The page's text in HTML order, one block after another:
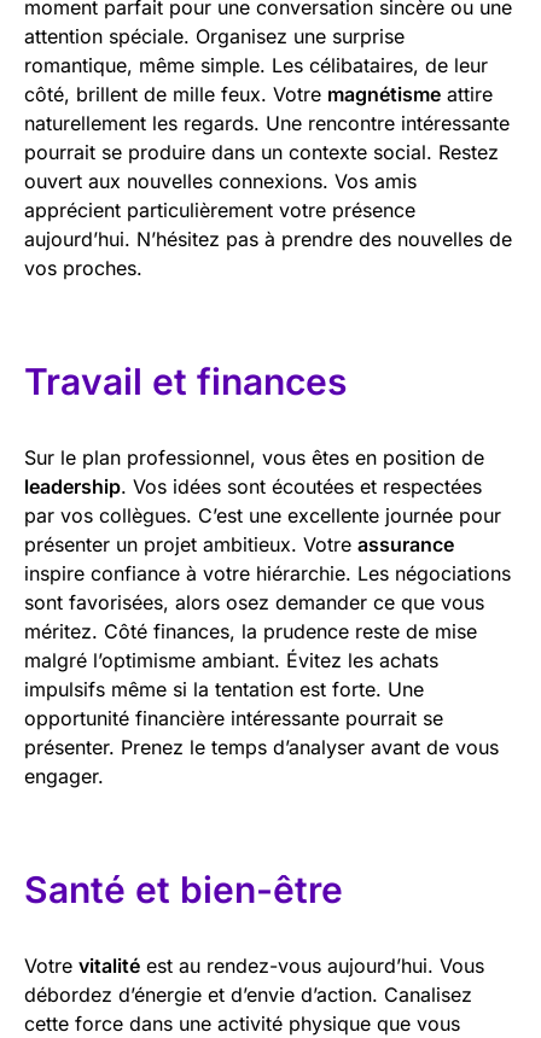
moment parfait pour une conversation sincère ou une
attention spéciale. Organisez une surprise
romantique, même simple. Les célibataires, de leur
côté, brillent de mille feux. Votre magnétisme attire
naturellement les regards. Une rencontre intéressante
pourrait se produire dans un contexte social. Restez
ouvert aux nouvelles connexions. Vos amis
apprécient particulièrement votre présence
aujourd’hui. N’hésitez pas à prendre des nouvelles de
vos proches.
Travail et finances
Sur le plan professionnel, vous êtes en position de
leadership. Vos idées sont écoutées et respectées
par vos collègues. C’est une excellente journée pour
présenter un projet ambitieux. Votre assurance
inspire confiance à votre hiérarchie. Les négociations
sont favorisées, alors osez demander ce que vous
méritez. Côté finances, la prudence reste de mise
malgré l’optimisme ambiant. Évitez les achats
impulsifs même si la tentation est forte. Une
opportunité financière intéressante pourrait se
présenter. Prenez le temps d’analyser avant de vous
engager.
Santé et bien-être
Votre vitalité est au rendez-vous aujourd’hui. Vous
débordez d’énergie et d’envie d’action. Canalisez
cette force dans une activité physique que vous